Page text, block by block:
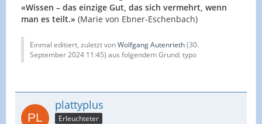
«Wissen – das einzige Gut, das sich vermehrt, wenn
man es teilt.» (Marie von Ebner-Eschenbach)
Einmal editiert, zuletzt vonWolfgang Autenrieth(30.
September 2024 11:45) aus folgendem Grund: typo
plattyplus
Erleuchteter